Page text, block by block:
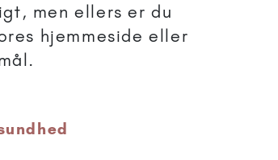
men ellers er du
hjemmeside eller